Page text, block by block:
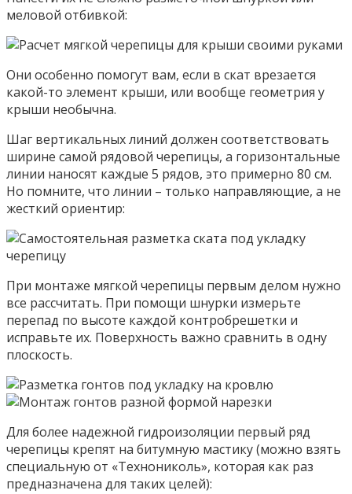
меловой отбивкой:
Они особенно помогут вам, если в скат врезается
какой-то элемент крыши, или вообще геометрия у
крыши необычна.
Шаг вертикальных линий должен соответствовать
ширине самой рядовой черепицы, а горизонтальные
линии наносят каждые 5 рядов, это примерно 80 см.
Но помните, что линии – только направляющие, а не
жесткий ориентир:
При монтаже мягкой черепицы первым делом нужно
все рассчитать. При помощи шнурки измерьте
перепад по высоте каждой контробрешетки и
исправьте их. Поверхность важно сравнить в одну
плоскость.
Для более надежной гидроизоляции первый ряд
черепицы крепят на битумную мастику (можно взять
специальную от «Технониколь», которая как раз
предназначена для таких целей):